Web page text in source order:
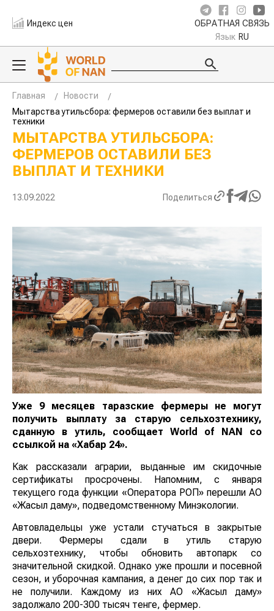
Индекс цен ОБРАТНАЯ СВЯЗЬ
Язык RU
Главная
Новости
Мытарства утильсбора: фермеров оставили без выплат и
техники
МЫТАРСТВА УТИЛЬСБОРА:
ФЕРМЕРОВ ОСТАВИЛИ БЕЗ
ВЫПЛАТ И ТЕХНИКИ
13.09.2022 Поделиться
Уже 9 месяцев таразские фермеры не могут
получить выплату за старую сельхозтехнику,
сданную в утиль, сообщаетWorld of NAN
со
ссылкой на «Хабар 24».
Как рассказали аграрии, выданные им скидочные
сертификаты просрочены. Напомним, с января
текущего года функции «Оператора РОП» перешли АО
«Жасыл даму», подведомственному Минэкологии.
Автовладельцы уже устали стучаться в закрытые
двери. Фермеры сдали в утиль старую
сельхозтехнику, чтобы обновить автопарк со
значительной скидкой. Однако уже прошли и посевной
сезон, и уборочная кампания, а денег до сих пор так и
не получили. Каждому из них АО «Жасыл даму»
задолжало 200-300 тысяч тенге, фермер.